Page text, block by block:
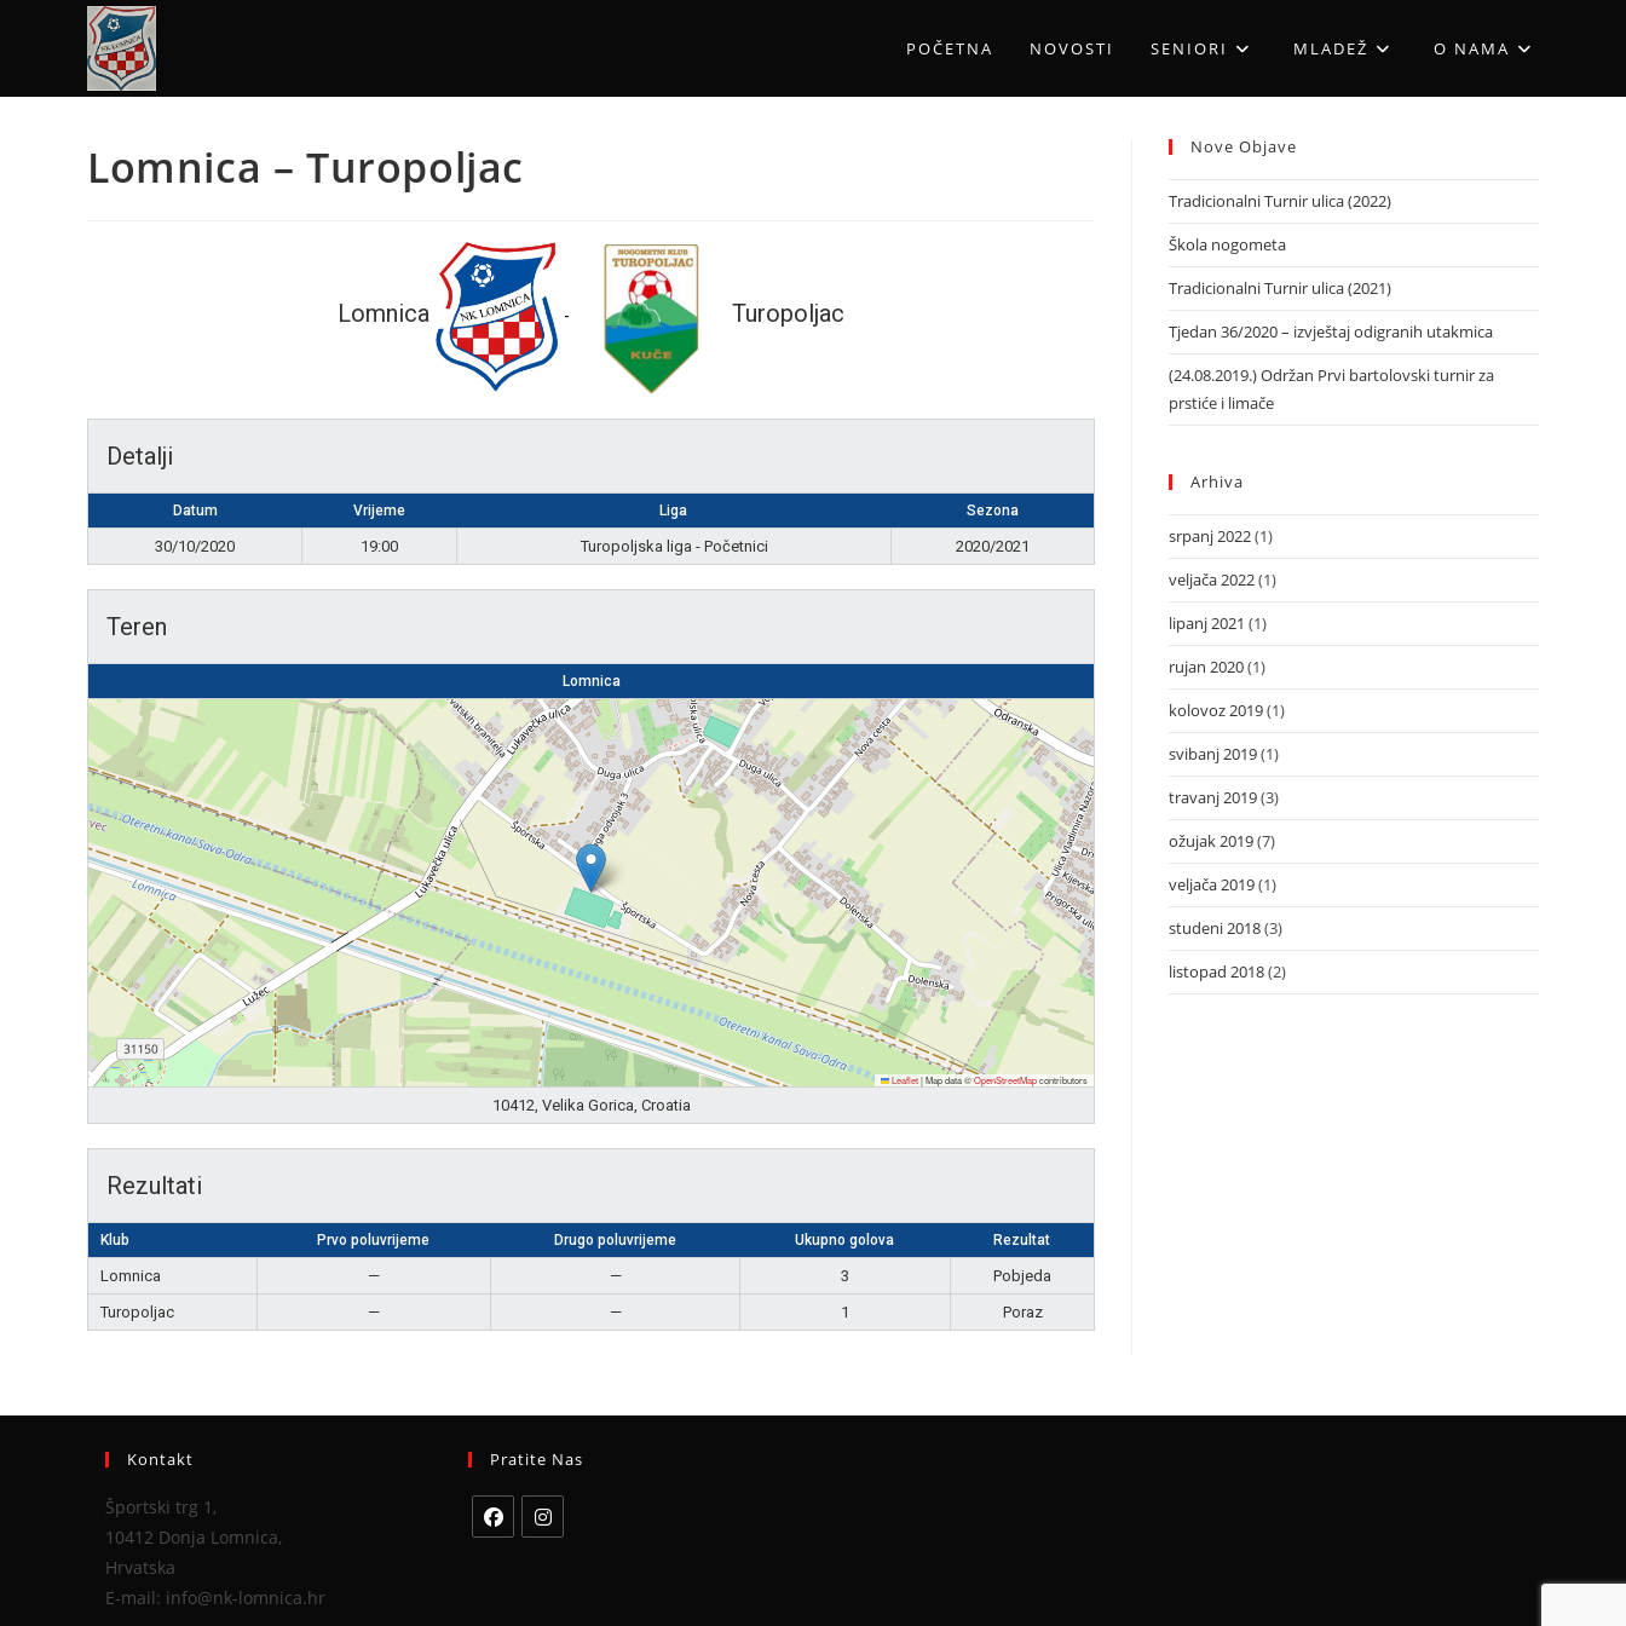
POČETNA NOVOSTI SENIORI MLADEŽ O NAMA
Lomnica – Turopoljac
Lomnica - Turopoljac
Detalji
Datum Vrijeme Liga Sezona
30/10/2020 19:00 Turopoljska liga - Početnici 2020/2021
Teren
Lomnica
Leaflet|Map data ©OpenStreetMapcontributors
10412, Velika Gorica, Croatia
Rezultati
Klub Prvo poluvrijeme Drugo poluvrijeme Ukupno golova Rezultat
Lomnica — — 3
Pobjeda
Turopoljac
— — 1 Poraz
Nove Objave
Tradicionalni Turnir ulica (2022)
Škola nogometa
Tradicionalni Turnir ulica (2021)
Tjedan 36/2020 – izvještaj odigranih utakmica
(24.08.2019.) Održan Prvi bartolovski turnir za
prstiće i limače
Arhiva
srpanj 2022(1)
veljača 2022(1)
lipanj 2021 (1)
rujan 2020(1)
kolovoz 2019(1)
svibanj 2019(1)
travanj 2019(3)
ožujak 2019(7)
veljača 2019(1)
studeni 2018(3)
listopad 2018(2)
Kontakt
Športski trg 1,
10412 Donja Lomnica,
Hrvatska
E-mail: info@nk-lomnica.hr
Pratite Nas